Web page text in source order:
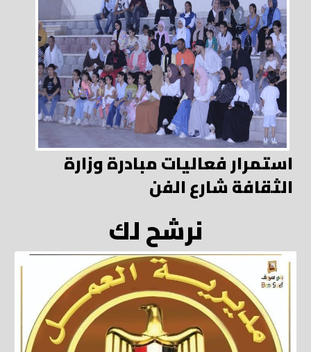
استمرار فعاليات مبادرة وزارة
الثقافة شارع الفن
نرشح لك